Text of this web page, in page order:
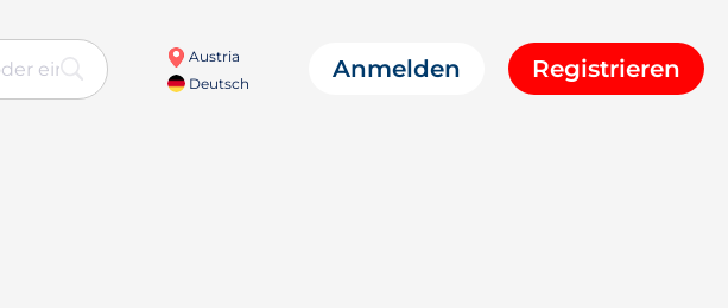
Austria
Deutsch
Anmelden Registrieren